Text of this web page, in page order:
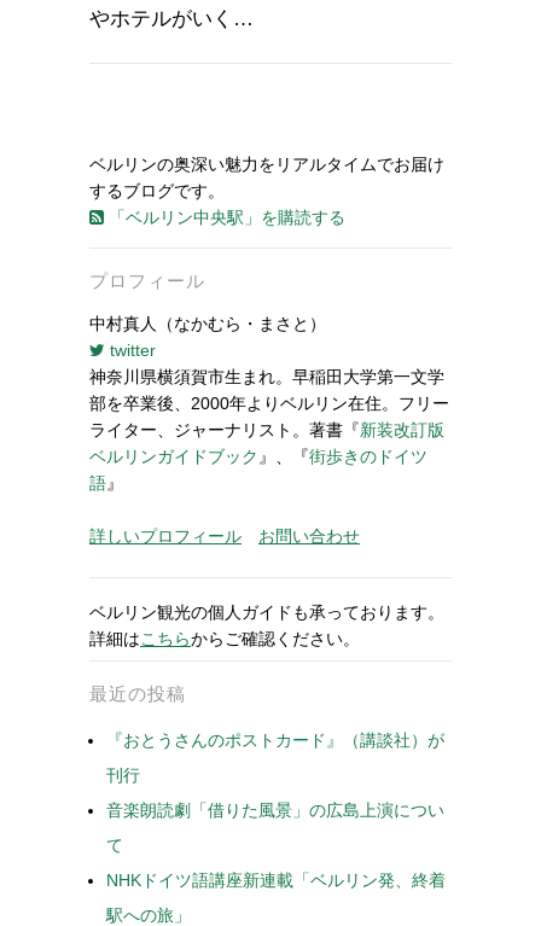
やホテルがいく…
ベルリンの奥深い魅力をリアルタイムでお届け
するブログです。
「ベルリン中央駅」を購読する
プロフィール
中村真人（なかむら・まさと）
twitter
神奈川県横須賀市生まれ。早稲田大学第一文学
部を卒業後、2000年よりベルリン在住。フリー
ライター、ジャーナリスト。著書『新装改訂版
ベルリンガイドブック 』、『街歩きのドイツ
語』
詳しいプロフィール お問い合わせ
ベルリン観光の個人ガイドも承っております。
詳細はこちらからご確認ください。
最近の投稿
『おとうさんのポストカード』（講談社）が
刊行
音楽朗読劇「借りた風景」の広島上演につい
て
NHKドイツ語講座新連載「ベルリン発、終着
駅への旅」